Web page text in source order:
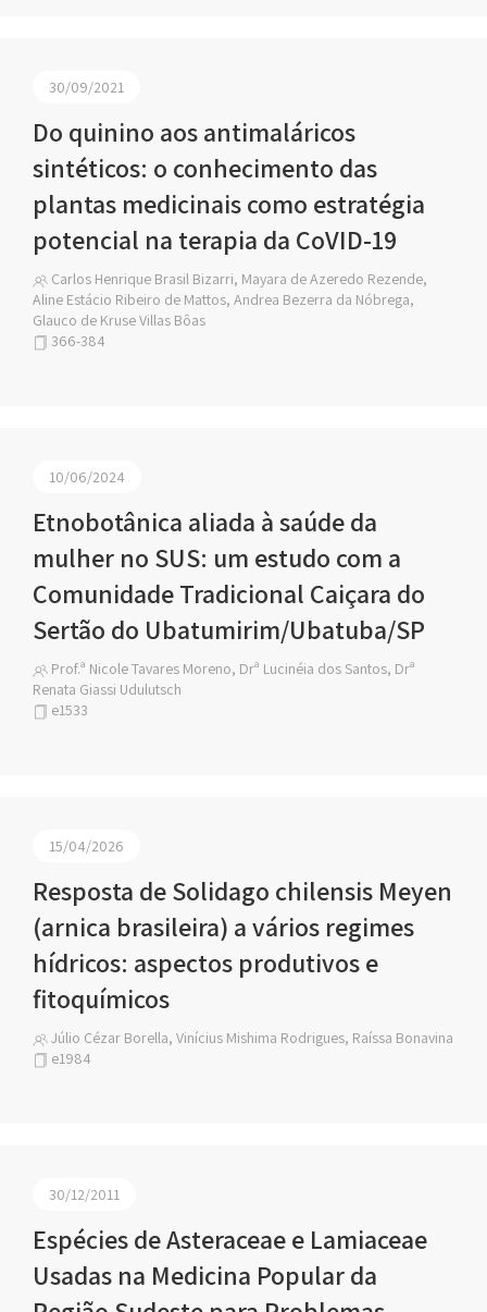
30/09/2021
Do quinino aos antimaláricos
sintéticos: o conhecimento das
plantas medicinais como estratégia
potencial na terapia da CoVID-19
Carlos Henrique Brasil Bizarri, Mayara de Azeredo Rezende,
Aline Estácio Ribeiro de Mattos, Andrea Bezerra da Nóbrega,
Glauco de Kruse Villas Bôas
366-384
10/06/2024
Etnobotânica aliada à saúde da
mulher no SUS: um estudo com a
Comunidade Tradicional Caiçara do
Sertão do Ubatumirim/Ubatuba/SP
Prof.ª Nicole Tavares Moreno, Drª Lucinéia dos Santos, Drª
Renata Giassi Udulutsch
e1533
15/04/2026
Resposta de Solidago chilensis Meyen
(arnica brasileira) a vários regimes
hídricos: aspectos produtivos e
fitoquímicos
Júlio Cézar Borella, Vinícius Mishima Rodrigues, Raíssa Bonavina
e1984
30/12/2011
Espécies de Asteraceae e Lamiaceae
Usadas na Medicina Popular da